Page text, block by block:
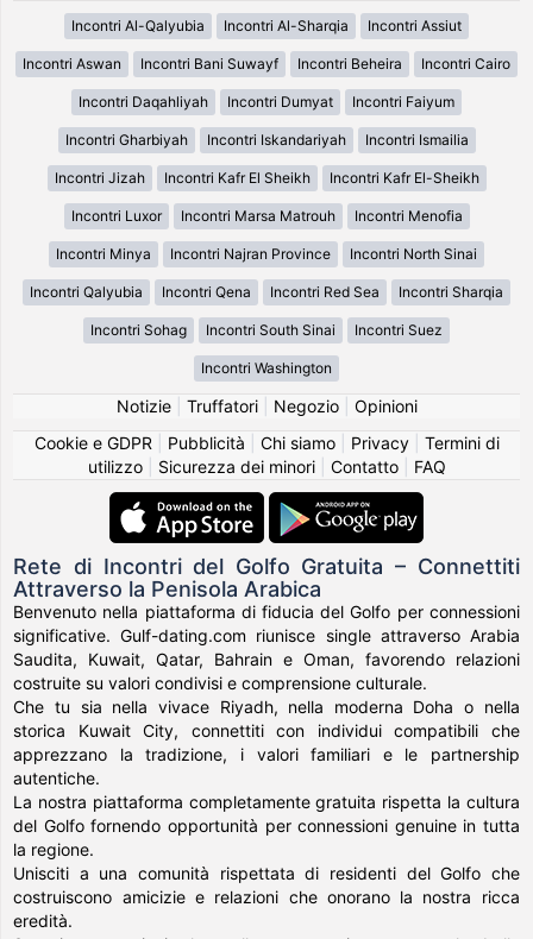
Incontri Al-Qalyubia Incontri Al-Sharqia Incontri Assiut
Incontri Aswan Incontri Bani Suwayf Incontri Beheira Incontri Cairo
Incontri Daqahliyah Incontri Dumyat Incontri Faiyum
Incontri Gharbiyah Incontri Iskandariyah Incontri Ismailia
Incontri Jizah Incontri Kafr El Sheikh Incontri Kafr El-Sheikh
Incontri Luxor Incontri Marsa Matrouh Incontri Menofia
Incontri Minya Incontri Najran Province Incontri North Sinai
Incontri Qalyubia Incontri Qena Incontri Red Sea Incontri Sharqia
Incontri Sohag Incontri South Sinai Incontri Suez
Incontri Washington
Notizie| Truffatori| Negozio| Opinioni
Cookie e GDPR
Pubblicità Chi siamo| Privacy| Termini di
utilizzo| Sicurezza dei minori| Contatto| FAQ
Rete di Incontri del Golfo Gratuita – Connettiti
Attraverso la Penisola Arabica
Benvenuto nella piattaforma di fiducia del Golfo per connessioni
significative. Gulf-dating.com riunisce single attraverso Arabia
Saudita, Kuwait, Qatar, Bahrain e Oman, favorendo relazioni
costruite su valori condivisi e comprensione culturale.
Che tu sia nella vivace Riyadh, nella moderna Doha o nella
storica Kuwait City, connettiti con individui compatibili che
apprezzano la tradizione, i valori familiari e le partnership
autentiche.
La nostra piattaforma completamente gratuita rispetta la cultura
del Golfo fornendo opportunità per connessioni genuine in tutta
la regione.
Unisciti a una comunità rispettata di residenti del Golfo che
costruiscono amicizie e relazioni che onorano la nostra ricca
eredità.